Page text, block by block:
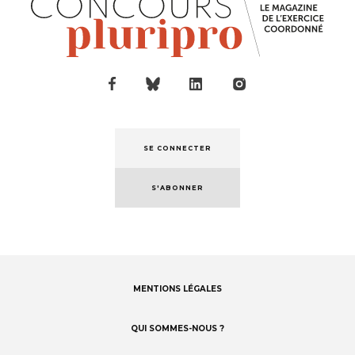
SE CONNECTER
S'ABONNER
MENTIONS LÉGALES
QUI SOMMES-NOUS ?